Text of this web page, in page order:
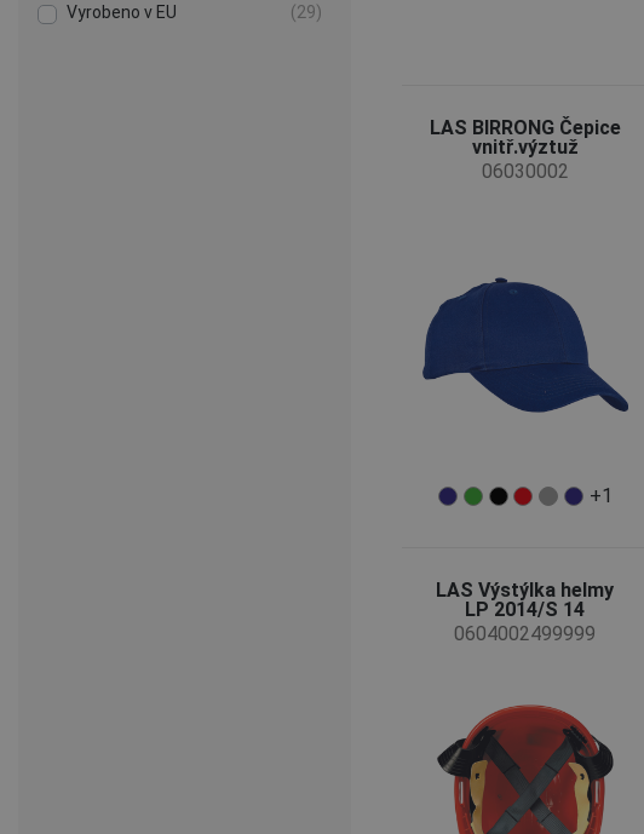
Vyrobeno v EU
(29)
LAS BIRRONG Čepice
vnitř.výztuž
06030002
+1
LAS Výstýlka helmy
LP 2014/S 14
0604002499999